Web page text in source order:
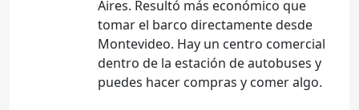
Aires. Resultó más económico que
tomar el barco directamente desde
Montevideo. Hay un centro comercial
dentro de la estación de autobuses y
puedes hacer compras y comer algo.